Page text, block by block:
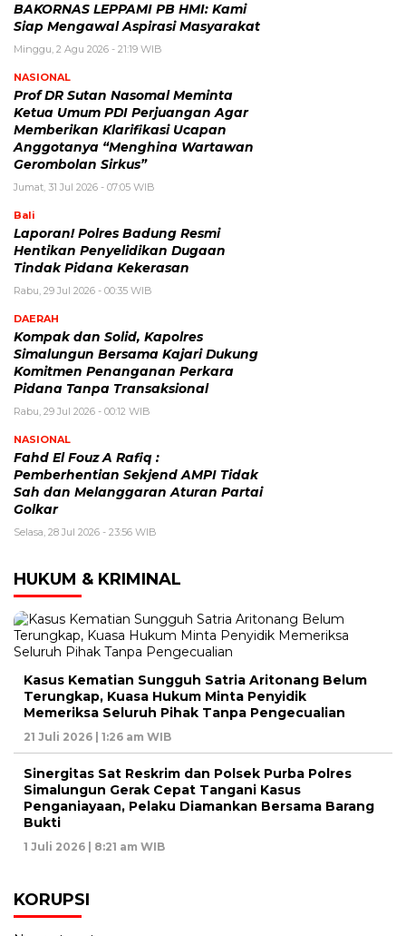
BAKORNAS LEPPAMI PB HMI: Kami
Siap Mengawal Aspirasi Masyarakat
Minggu, 2 Agu 2026 - 21:19 WIB
NASIONAL
Prof DR Sutan Nasomal Meminta
Ketua Umum PDI Perjuangan Agar
Memberikan Klarifikasi Ucapan
Anggotanya “Menghina Wartawan
Gerombolan Sirkus”
Jumat, 31 Jul 2026 - 07:05 WIB
Bali
Laporan! Polres Badung Resmi
Hentikan Penyelidikan Dugaan
Tindak Pidana Kekerasan
Rabu, 29 Jul 2026 - 00:35 WIB
DAERAH
Kompak dan Solid, Kapolres
Simalungun Bersama Kajari Dukung
Komitmen Penanganan Perkara
Pidana Tanpa Transaksional
Rabu, 29 Jul 2026 - 00:12 WIB
NASIONAL
Fahd El Fouz A Rafiq :
Pemberhentian Sekjend AMPI Tidak
Sah dan Melanggaran Aturan Partai
Golkar
Selasa, 28 Jul 2026 - 23:56 WIB
HUKUM & KRIMINAL
Kasus Kematian Sungguh Satria Aritonang Belum
Terungkap, Kuasa Hukum Minta Penyidik
Memeriksa Seluruh Pihak Tanpa Pengecualian
21 Juli 2026 | 1:26 am WIB
Sinergitas Sat Reskrim dan Polsek Purba Polres
Simalungun Gerak Cepat Tangani Kasus
Penganiayaan, Pelaku Diamankan Bersama Barang
Bukti
1 Juli 2026 | 8:21 am WIB
KORUPSI